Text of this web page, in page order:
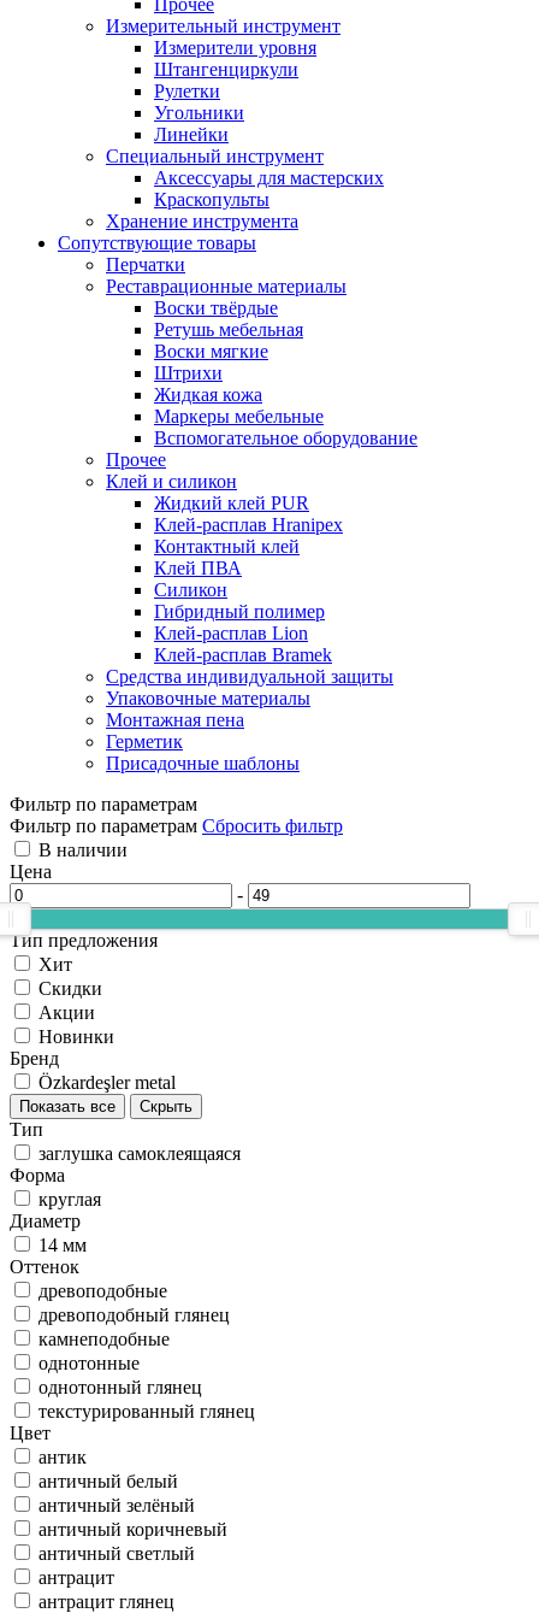
Измерительный инструмент
Измерители уровня
Штангенциркули
Рулетки
Угольники
Линейки
Специальный инструмент
Аксессуары для мастерских
Краскопульты
Хранение инструмента
Сопутствующие товары
Перчатки
Реставрационные материалы
Воски твёрдые
Ретушь мебельная
Воски мягкие
Штрихи
Жидкая кожа
Маркеры мебельные
Вспомогательное оборудование
Прочее
Клей и силикон
Жидкий клей PUR
Клей-расплав Hranipex
Контактный клей
Клей ПВА
Силикон
Гибридный полимер
Клей-расплав Lion
Клей-расплав Bramek
Средства индивидуальной защиты
Упаковочные материалы
Монтажная пена
Герметик
Присадочные шаблоны
Фильтр по параметрам
Фильтр по параметрам Сбросить фильтр
В наличии
Цена
-
Тип предложения
Хит
Скидки
Акции
Новинки
Бренд
Özkardeşler metal
Показать все Скрыть
Тип
заглушка самоклеящаяся
Форма
круглая
Диаметр
14 мм
Оттенок
древоподобные
древоподобный глянец
камнеподобные
однотонные
однотонный глянец
текстурированный глянец
Цвет
антик
античный белый
античный зелёный
античный коричневый
античный светлый
антрацит
антрацит глянец